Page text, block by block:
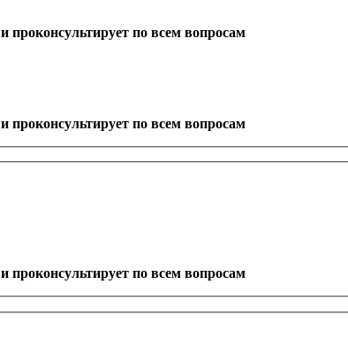
и проконсультирует по всем вопросам
и проконсультирует по всем вопросам
и проконсультирует по всем вопросам